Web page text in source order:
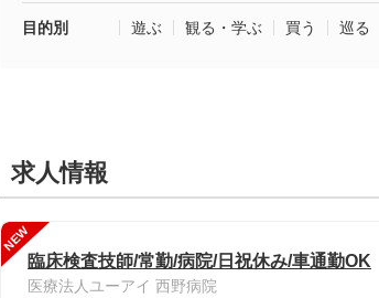
目的別 遊ぶ 観る・学ぶ 買う 巡る
求人情報
NEW
臨床検査技師/常勤/病院/日祝休み/車通勤OK
医療法人ユーアイ 西野病院